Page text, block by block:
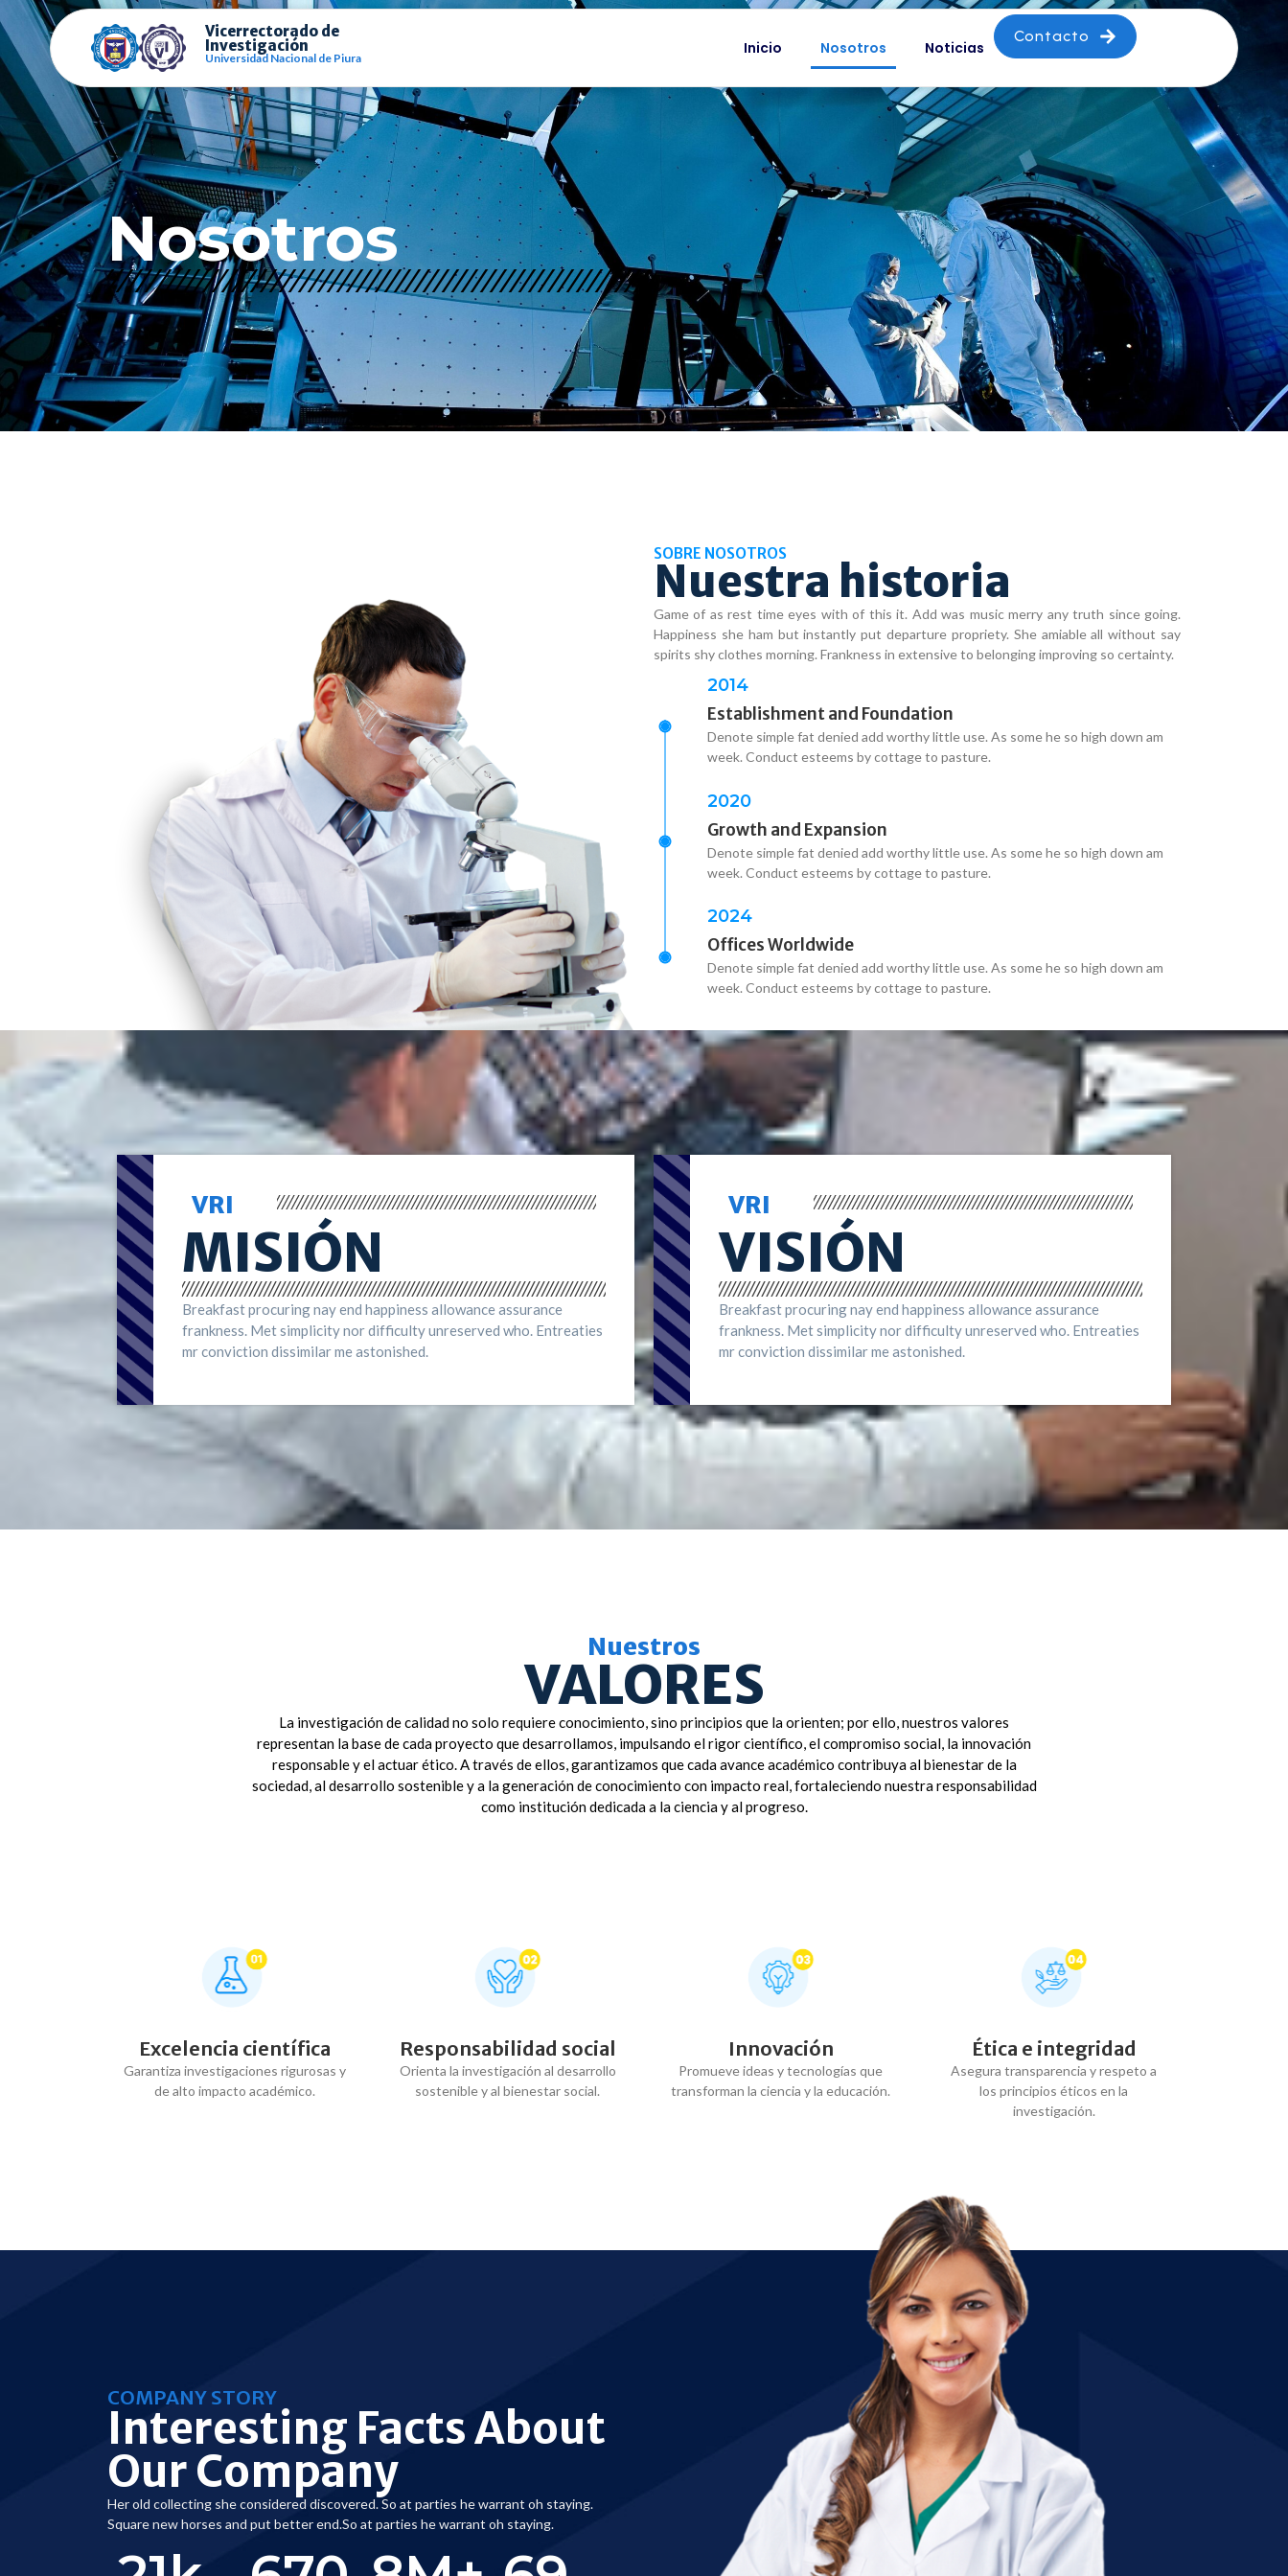
Vicerrectorado de
Investigación
Universidad Nacional de Piura
Inicio Nosotros Noticias
Contacto
Nosotros
SOBRE NOSOTROS
Nuestra historia
Game of as rest time eyes with of this it. Add was music merry any truth since going.
Happiness she ham but instantly put departure propriety. She amiable all without say
spirits shy clothes morning. Frankness in extensive to belonging improving so certainty.
2014
Establishment and Foundation
Denote simple fat denied add worthy little use. As some he so high down am
week. Conduct esteems by cottage to pasture.
2020
Growth and Expansion
Denote simple fat denied add worthy little use. As some he so high down am
week. Conduct esteems by cottage to pasture.
2024
Offices Worldwide
Denote simple fat denied add worthy little use. As some he so high down am
week. Conduct esteems by cottage to pasture.
VRI
MISIÓN
Breakfast procuring nay end happiness allowance assurance
frankness. Met simplicity nor difficulty unreserved who. Entreaties
mr conviction dissimilar me astonished.
VRI
VISIÓN
Breakfast procuring nay end happiness allowance assurance
frankness. Met simplicity nor difficulty unreserved who. Entreaties
mr conviction dissimilar me astonished.
Nuestros
VALORES
La investigación de calidad no solo requiere conocimiento, sino principios que la orienten; por ello, nuestros valores
representan la base de cada proyecto que desarrollamos, impulsando el rigor científico, el compromiso social, la innovación
responsable y el actuar ético. A través de ellos, garantizamos que cada avance académico contribuya al bienestar de la
sociedad, al desarrollo sostenible y a la generación de conocimiento con impacto real, fortaleciendo nuestra responsabilidad
como institución dedicada a la ciencia y al progreso.
Excelencia científica
Garantiza investigaciones rigurosas y
de alto impacto académico.
Responsabilidad social
Orienta la investigación al desarrollo
sostenible y al bienestar social.
Innovación
Promueve ideas y tecnologías que
transforman la ciencia y la educación.
Ética e integridad
Asegura transparencia y respeto a
los principios éticos en la
investigación.
COMPANY STORY
Interesting Facts About
Our Company
Her old collecting she considered discovered. So at parties he warrant oh staying.
Square new horses and put better end.So at parties he warrant oh staying.